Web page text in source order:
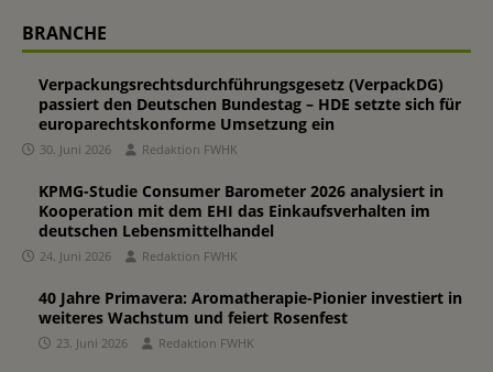
BRANCHE
Verpackungsrechtsdurchführungsgesetz (VerpackDG)
passiert den Deutschen Bundestag – HDE setzte sich für
europarechtskonforme Umsetzung ein
30. Juni 2026 Redaktion FWHK
KPMG-Studie Consumer Barometer 2026 analysiert in
Kooperation mit dem EHI das Einkaufsverhalten im
deutschen Lebensmittelhandel
24. Juni 2026 Redaktion FWHK
40 Jahre Primavera: Aromatherapie-Pionier investiert in
weiteres Wachstum und feiert Rosenfest
23. Juni 2026 Redaktion FWHK